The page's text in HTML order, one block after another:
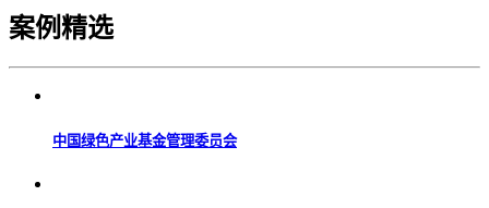
案例精选
中国绿色产业基金管理委员会